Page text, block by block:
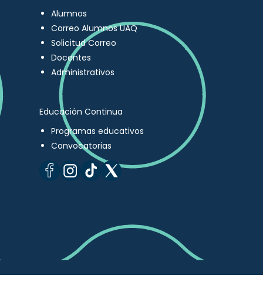
Alumnos
Correo Alumnos UAQ
Solicitud Correo
Docentes
Administrativos
Educación Continua
Programas educativos
Convocatorias